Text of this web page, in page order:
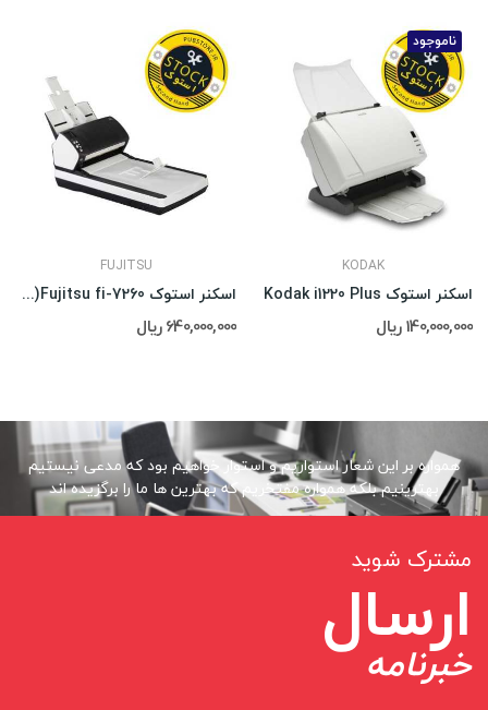
FUJITSU
اسکنر استوک Fujitsu fi-7260(در حد)
640,000,000 ریال
ناموجود
KODAK
اسکنر استوک Kodak i1220 Plus
140,000,000 ریال
همواره بر این شعار استواریم و استوار خواهیم بود که مدعی نیستیم
بهترینیم بلکه همواره مفتخریم که بهترین ها ما را برگزیده اند
مشترک شوید
ارسال
خبرنامه